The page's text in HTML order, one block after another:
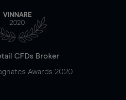
VINNARE
2020
CFDs Broker
Awards 2020